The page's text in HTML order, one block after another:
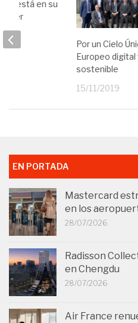
Por un Cielo
Europeo digital
sostenible
15/11/2019
está en su
EN PORTADA
Mastercard
en los
28/07/2026
Radisson
en Chengdu
28/07/2026
Air France